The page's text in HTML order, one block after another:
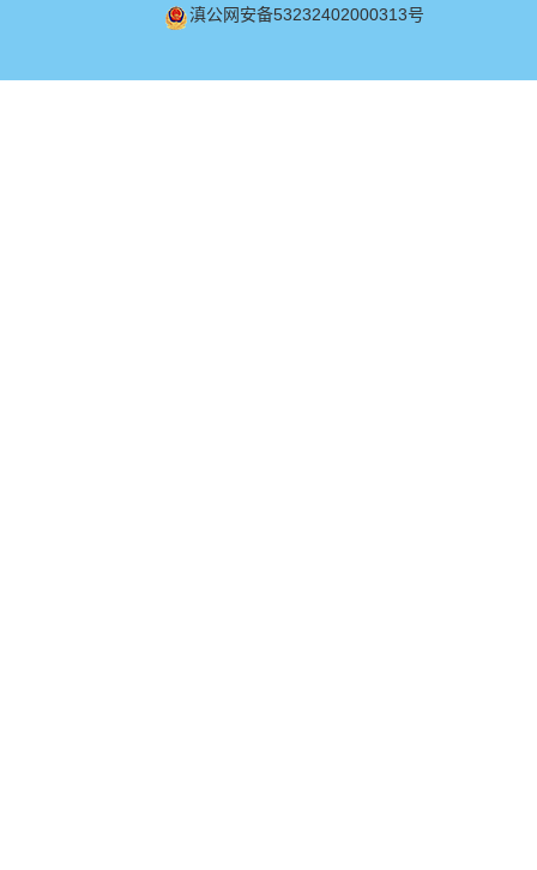
滇公网安备53232402000313号